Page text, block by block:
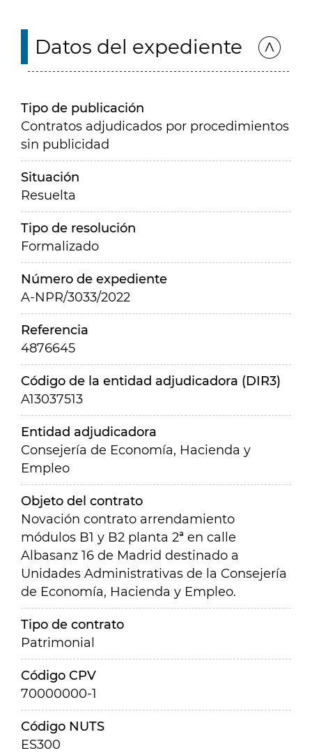
Datos del expediente
Tipo de publicación
Contratos adjudicados por procedimientos
sin publicidad
Situación
Resuelta
Tipo de resolución
Formalizado
Número de expediente
A-NPR/3033/2022
Referencia
4876645
Código de la entidad adjudicadora (DIR3)
A13037513
Entidad adjudicadora
Consejería de Economía, Hacienda y
Empleo
Objeto del contrato
Novación contrato arrendamiento
módulos B1 y B2 planta 2ª en calle
Albasanz 16 de Madrid destinado a
Unidades Administrativas de la Consejería
de Economía, Hacienda y Empleo.
Tipo de contrato
Patrimonial
Código CPV
70000000-1
Código NUTS
ES300